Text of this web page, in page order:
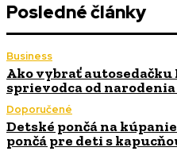
Posledné články
Business
Ako vybrať
sprievodca od narodenia
Doporučené
Detské pončá na
pončá pre deti s